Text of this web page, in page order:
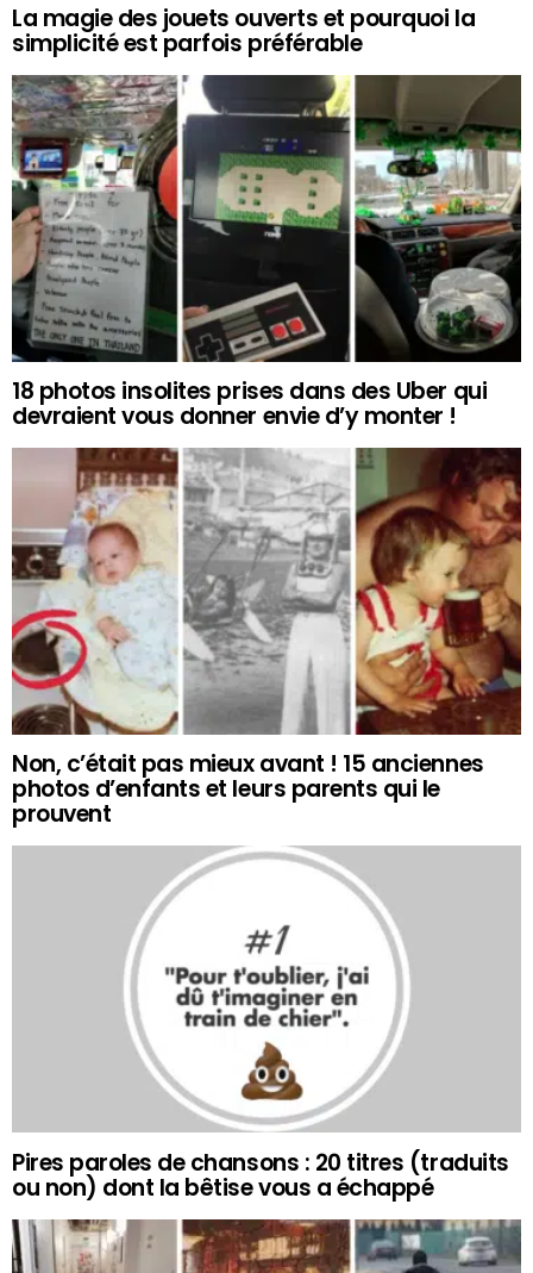
La magie des jouets ouverts et pourquoi la
simplicité est parfois préférable
18 photos insolites prises dans des Uber qui
devraient vous donner envie d’y monter !
Non, c’était pas mieux avant ! 15 anciennes
photos d’enfants et leurs parents qui le
prouvent
Pires paroles de chansons : 20 titres (traduits
ou non) dont la bêtise vous a échappé